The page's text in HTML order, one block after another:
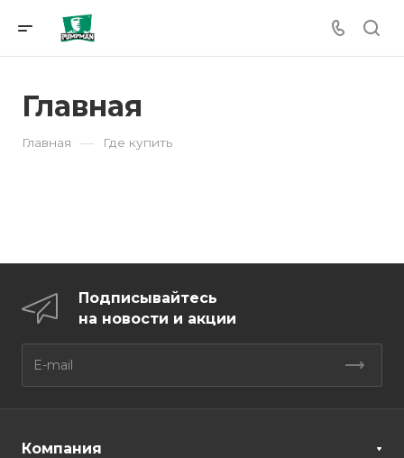
Главная
Главная — Где купить
Подписывайтесь
на новости и акции
Компания